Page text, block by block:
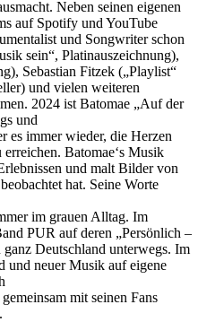
Neben seinen eigenen
auf Spotify und YouTube
und Songwriter schon
sein“, Platinauszeichnung),
Sebastian Fitzek („Playlist“
und vielen weiteren
2024 ist Batomae „Auf der
und
es immer wieder, die Herzen
Batomae‘s Musik
und malt Bilder von
hat. Seine Worte
im grauen Alltag. Im
PUR auf deren „Persönlich –
Deutschland unterwegs. Im
und neuer Musik auf eigene
mit seinen Fans